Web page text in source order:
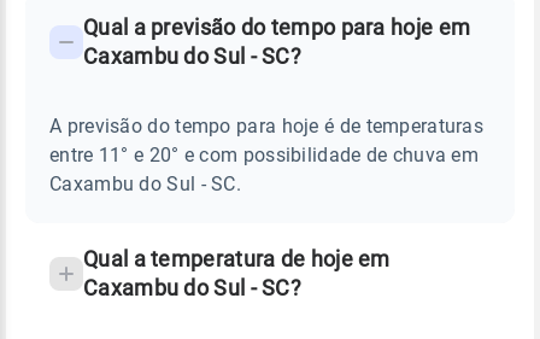
PREVISÃO
TEMPO
CAXAMBU
Perguntas
sobre
chuva
Qual a previsão do tempo para hoje em
Caxambu do Sul - SC?
A previsão do tempo para hoje é de temperaturas
entre 11° e 20° e com possibilidade de chuva em
Caxambu do Sul - SC.
Qual a temperatura de hoje em
Caxambu do Sul - SC?